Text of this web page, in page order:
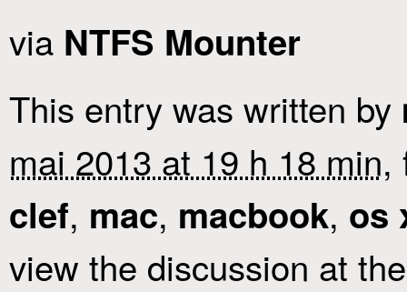
via NTFS Mounter
This entry was written by
mai 2013 at 19 h 18 min,
clef, mac, macbook, os
view the discussion at